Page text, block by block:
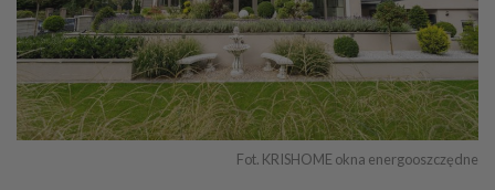
Fot. KRISHOME okna energooszczędne